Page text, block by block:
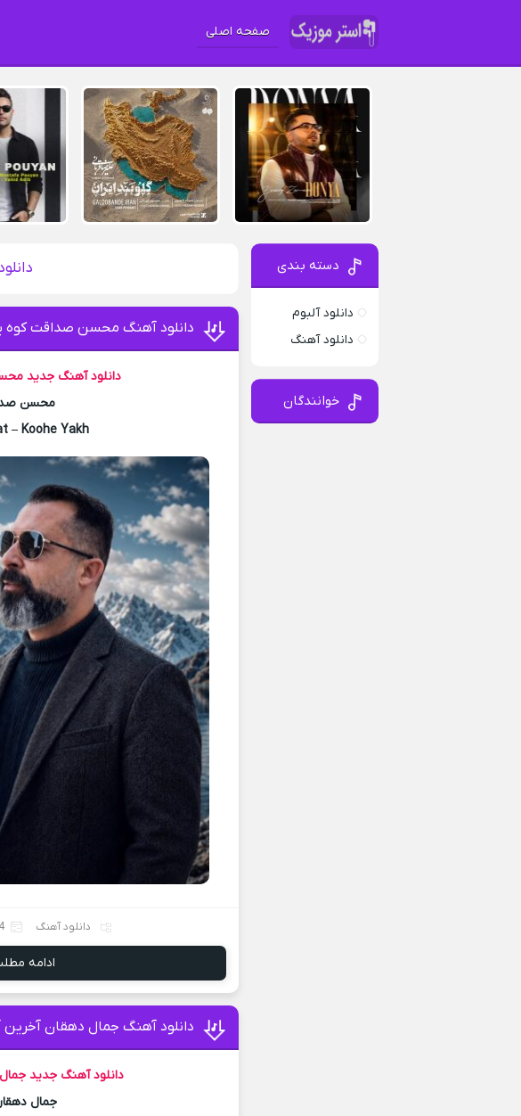
صفحه اصلی
دانلود آهنگ محسن صداقت کوه
دانلود آهنگ جدید
محسن
– Koohe Yakh
دانلود آهنگ 4 آگوست 2026
ادامه
دانلود آهنگ جمال دهقان آخرین
دانلود آهنگ جدید
جمال
دسته بندی
دانلود آلبوم
دانلود آهنگ
خوانندگان